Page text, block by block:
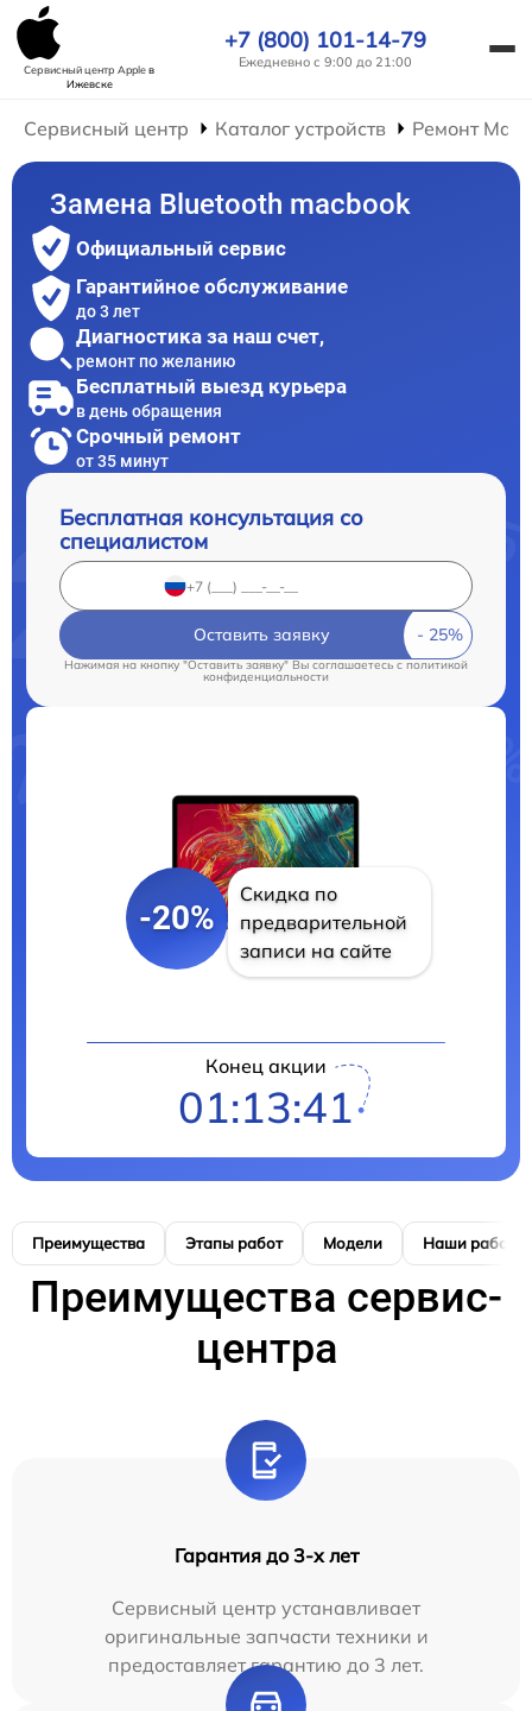
Сервисный центр Appleв
Ижевске
+7 (800) 101-14-79
Ежедневно с 9:00 до 21:00
Сервисный центр Каталог устройств Ремонт
Замена Bluetooth macbook
Официальный сервис
Гарантийное обслуживание
до 3 лет
Диагностика за наш счет,
ремонт по желанию
Бесплатный выезд курьера
в день обращения
Срочный ремонт
от 35 минут
Бесплатная консультация со
специалистом
Оставить заявку
Нажимая на кнопку "Оставить заявку" Вы соглашаетесь cполитикой
конфиденциальности
-20%
Скидка по
предварительной
записи на сайте
Конец акции
01:13:40
Преимущества Этапы работ Модели Наши работы
Преимущества сервис-
центра
Гарантия до 3-х лет
Сервисный центр устанавливает
оригинальные запчасти техники и
предоставляет гарантию до 3 лет.